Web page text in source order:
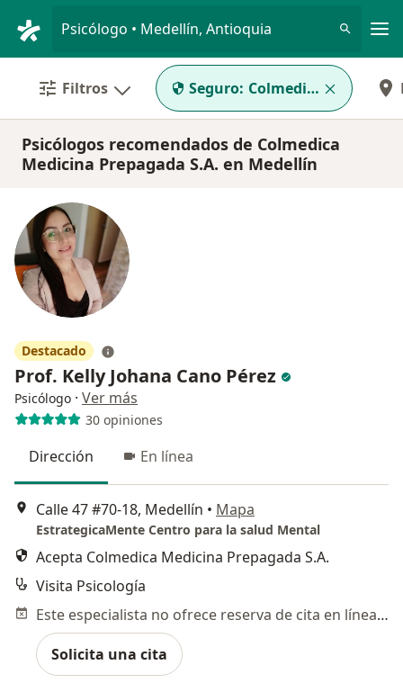
Psicólogo • Medellín, Antioquia
Filtros Seguro: Colmedica Medicina
Psicólogos recomendados de Colmedica
Medicina Prepagada S.A. en Medellín
Destacado
Prof. Kelly Johana Cano Pérez
Psicólogo · Ver más
30 opiniones
Dirección En línea
Calle 47 #70-18, Medellín • Mapa
EstrategicaMente Centro para la salud Mental
Acepta Colmedica Medicina Prepagada S.A.
Visita Psicología
Este especialista no ofrece reserva de cita en línea en esta dirección.
Solicita una cita